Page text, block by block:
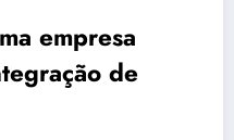
empresa
de